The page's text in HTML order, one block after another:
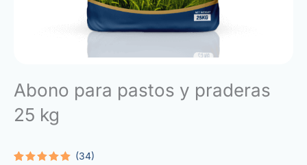
Abono para pastos y praderas
25 kg
(34)